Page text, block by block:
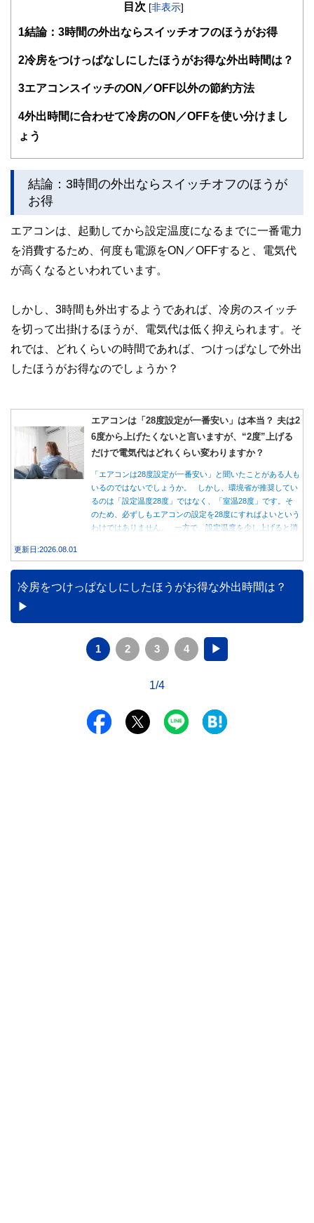
知識がない方でも理解できるようわかりやすく発信していま
得者を中心に「お金や暮らし」に関する書籍・雑誌の編集経
験者で構成され、企画立案から記事掲載まですべての工程に
関わることで、読者目線のコンテンツを追求しています。
護士、税理士、宅地建物取引士、相続診断士、住宅ローンア
をわかりやすく発信している点です。
執筆者・監修者による執筆体制を築くことで、内容のわかり
やすさはもちろんのこと、読み応えのあるコンテンツと確か
私たちは、快適でより良い生活のアイデアを提供するお金の
コンシェルジュを目指します。
目次 [非表示]
1 結論：3時間の外出ならスイッチオフのほうがお得
2冷房をつけっぱなしにしたほうがお得な外出時間は？
3エアコンスイッチのON／OFF以外の節約方法
4外出時間に合わせて冷房のON／OFFを使い分けまし
ょう
結論：3時間の外出ならスイッチオフのほうが
お得
エアコンは、起動してから設定温度になるまでに一番電力
を消費するため、何度も電源をON／OFFすると、電気代
が高くなるといわれています。
しかし、3時間も外出するようであれば、冷房のスイッチ
を切って出掛けるほうが、電気代は低く抑えられます。そ
れでは、どれくらいの時間であれば、つけっぱなしで外出
したほうがお得なのでしょうか？
エアコンは「28度設定が一番安い」は本当？ 夫は2
6度から上げたくないと言いますが、“2度”上げる
だけで電気代はどれくらい変わりますか？
「エアコンは28度設定が一番安い」と聞いたことがある人も
いるのではないでしょうか。 しかし、環境省が推奨してい
るのは「設定温度28度」ではなく、「室温28度」です。そ
のため、必ずしもエアコンの設定を28度にすればよいという
わけではありません。 一方で、設定温度を少し上げると消
データをもとに、節約効果の目安と快適に過ごすためのポイ
ントを分かりやすく解説します。
更新日:2026.08.01
冷房をつけっぱなしにしたほうがお得な外出時間は？
1 2 3 4 ▶
1/4